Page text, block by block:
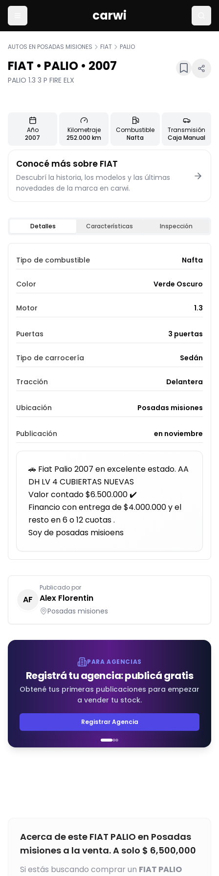
carwi
AUTOS EN POSADAS MISIONES FIAT PALIO
FIAT • PALIO • 2007
PALIO 1.3 3 P FIRE ELX
Características principales del vehículo
Año
2007
Kilometraje
252.000 km
Combustible
Nafta
Transmisión
Caja Manual
Conocé más sobre FIAT
Descubrí la historia, los modelos y las últimas
novedades de la marca en carwi.
Detalles Características Inspección
Tipo de combustible Nafta
Color Verde Oscuro
Motor 1.3
Puertas 3 puertas
Tipo de carrocería Sedán
Tracción Delantera
Ubicación Posadas misiones
Publicación en noviembre
🚗 Fiat Palio 2007 en excelente estado. AA
DH LV 4 CUBIERTAS NUEVAS
Valor contado $6.500.000 ✔️
Financio con entrega de $4.000.000 y el
resto en 6 o 12 cuotas .
Soy de posadas misioens
AF
Publicado por
Alex Florentin
Posadas misiones
PARA AGENCIAS
Registrá tu agencia: publicá gratis
Obtené tus primeras publicaciones para empezar
a vender tu stock.
Registrar Agencia
Acerca de este FIAT PALIO en Posadas
misiones a la venta. A solo $ 6,500,000
Si estás buscando comprar un FIAT PALIO